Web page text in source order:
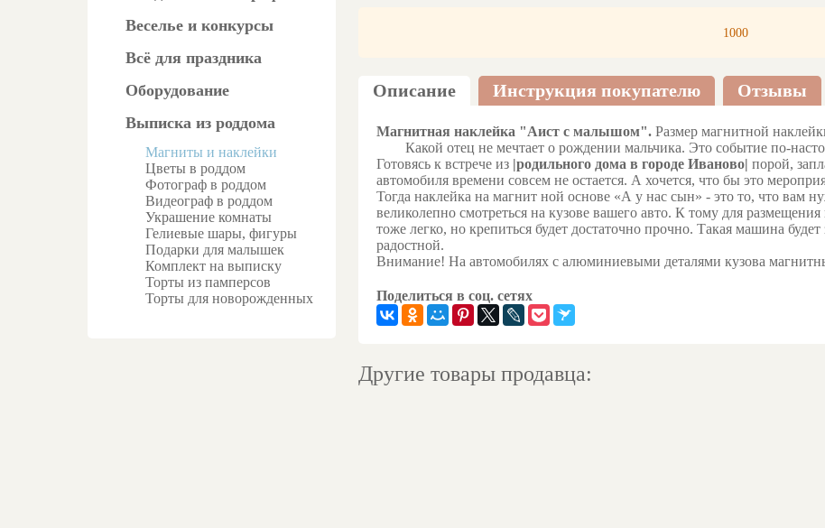
Веселье и конкурсы
Всё для праздника
Оборудование
Выписка из роддома
Магниты и наклейки
Цветы в роддом
Фотограф в роддом
Видеограф в роддом
Украшение комнаты
Гелиевые шары, фигуры
Подарки для малышек
Комплект на выписку
Торты из памперсов
Торты для новорожденных
1000
Описание Инструкция покупателю Отзывы
Магнитная наклейка "Аист с малышом". Размер магнитной
Какой отец не мечтает о рождении мальчика. Это событие по-
Готовясь к встрече из |родильного дома в городе Иваново| порой,
автомобиля времени совсем не остается. А хочется, что бы это
Тогда наклейка на магнит ной основе «А у нас сын» - это то, что вам
великолепно смотреться на кузове вашего авто. К тому для
тоже легко, но крепиться будет достаточно прочно. Такая машина
радостной.
Внимание! На автомобилях с алюминиевыми деталями кузова
Поделиться в соц. сетях
Другие товары продавца: